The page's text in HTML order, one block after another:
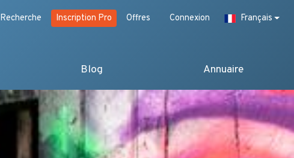
Recherche Inscription Pro Offres Connexion Français
Blog Annuaire